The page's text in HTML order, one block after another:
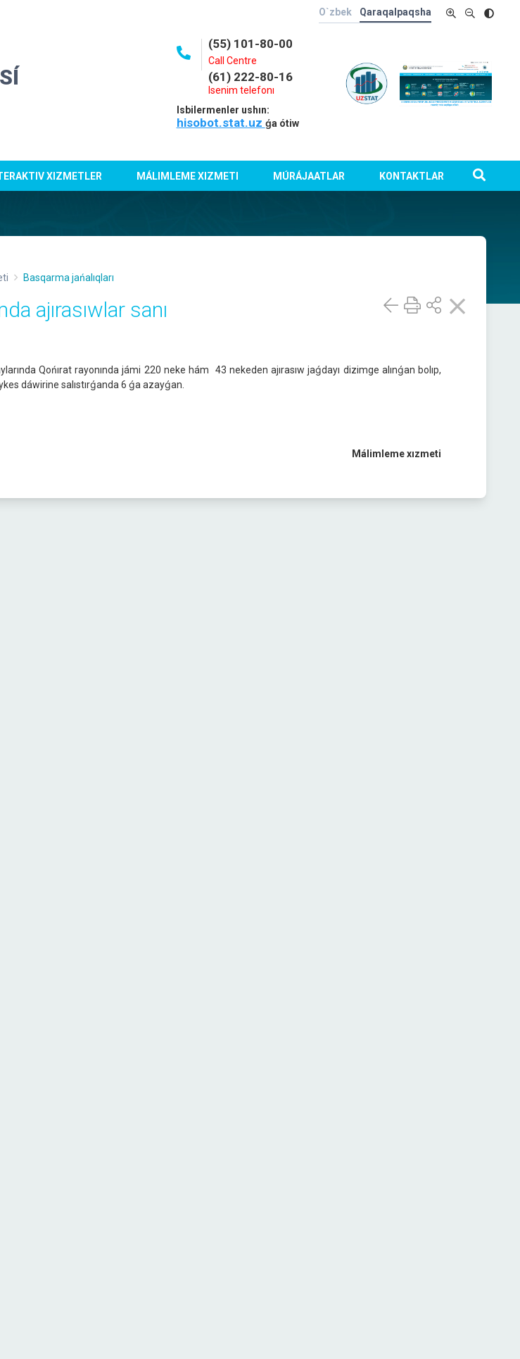
O`zbek Qaraqalpaqsha
(55) 101-80-00
Call Centre
(61) 222-80-16
Isenim telefonı
Isbilermenler ushın:
hisobot.stat.uz ǵa ótiw
XIZMETLER MÁLIMLEME XIZMETI MÚRÁJAATLAR KONTAKTLAR
Basqarma jańalıqları
ajırasıwlar sanı
Qońırat rayonında jámi 220 neke hám 43 nekeden ajırasıw jaǵdayı dizimge alınǵan bolıp,
dáwirine salıstırǵanda 6 ǵa azayǵan.
Málimleme xızmeti